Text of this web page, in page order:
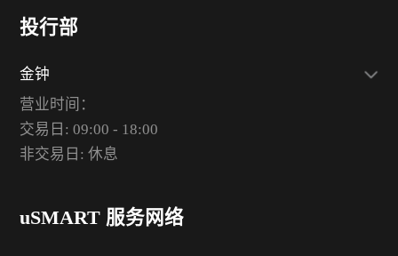
投行部
金钟
营业时间：
交易日: 09:00 - 18:00
非交易日: 休息
uSMART 服务网络